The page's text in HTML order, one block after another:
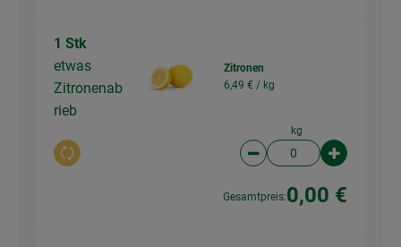
1 Stk
etwas
Zitronenab
rieb
Auswahl ändern
Zitronen
6,49 € / kg
kg
Artikelanzahl
Gesamtpreis:0,00 €